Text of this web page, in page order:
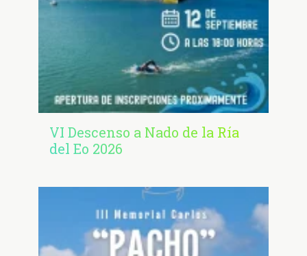
VI Descenso a Nado de la Ría
del Eo 2026